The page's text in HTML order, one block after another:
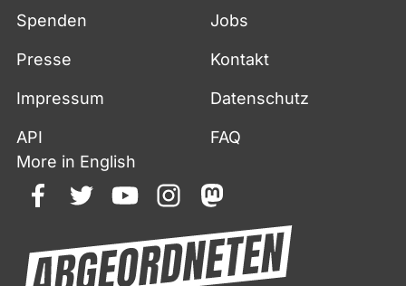
Spenden Jobs
Presse Kontakt
Impressum Datenschutz
API
FAQ
More in English
facebooktwitteryoutubeinstagrammastodon